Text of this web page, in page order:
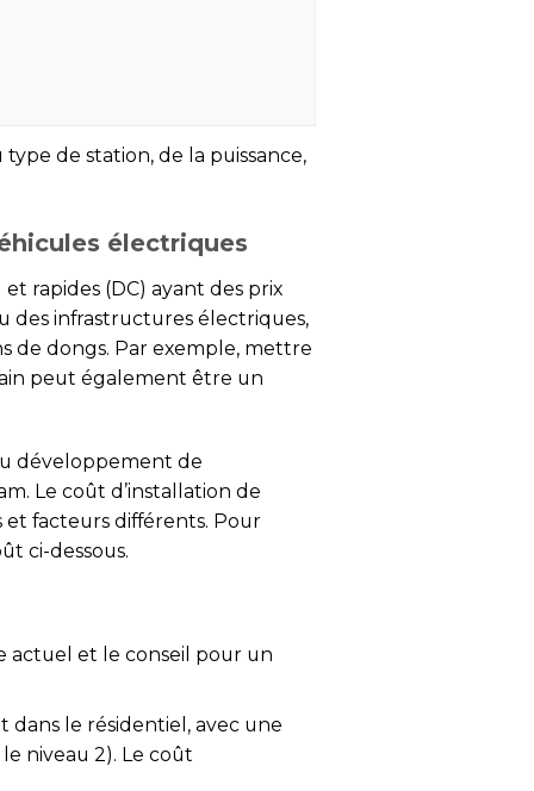
de station, de la puissance,
électriques
rapides (DC) ayant des prix
des infrastructures électriques,
de dongs. Par exemple, mettre
peut également être un
développement de
Le coût d’installation de
facteurs différents. Pour
ci-dessous.
actuel et le conseil pour un
dans le résidentiel, avec une
niveau 2). Le coût